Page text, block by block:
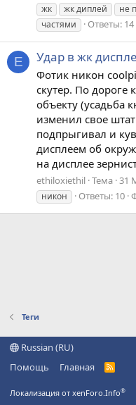
жк
жк диплей не
частями
Ответы: 14
E Удар в жк
Фотик никон
скутер. По дороге
объекту (усадьба
изменил свое
подпрыгивал и
дисплеем об
на дисплее
ethiloxiethil Тема 31
никон
Ответы: 10
Теги
Russian (RU)
Помощь
Главная
R
Локализация от xenForo.Info®